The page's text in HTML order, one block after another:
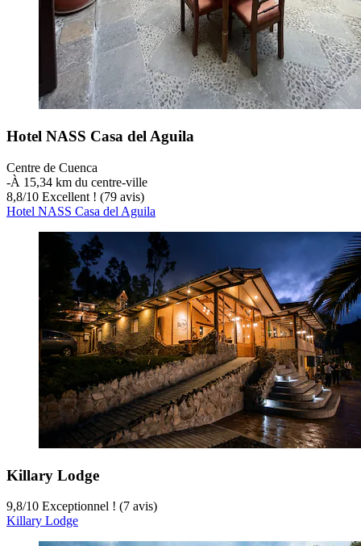
Hotel NASS Casa del Aguila
Centre de Cuenca
‐À 15,34 km du centre-ville
8,8/10 Excellent ! (79 avis)
Hotel NASS Casa del Aguila
Killary Lodge
9,8/10 Exceptionnel ! (7 avis)
Killary Lodge